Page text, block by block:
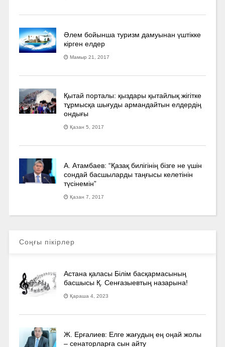
Әлем бойынша туризм дамуынан үштікке
кірген елдер
Мамыр 21, 2017
Қытай порталы: қыздары қытайлық жігітке
тұрмысқа шығуды армандайтын елдердің
ондығы
Қазан 5, 2017
А. Атамбаев: “Қазақ билігінің бізге не үшін
сондай басшыларды таңғысы келетінін
түсінемін”
Қазан 7, 2017
Соңғы пікірлер
Астана қаласы Білім басқармасының
басшысы Қ. Сенғазыевтың назарына!
Қараша 4, 2023
Ж. Ерғалиев: Елге жағудың ең оңай жолы
– сенаторларға сын айту